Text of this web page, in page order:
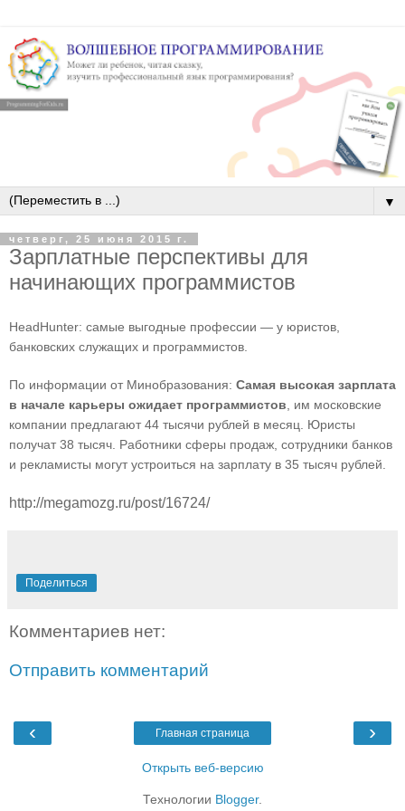
▼
четверг, 25 июня 2015 г.
Зарплатные перспективы для
начинающих программистов
HeadHunter: самые выгодные профессии — у юристов,
банковских служащих и программистов.
По информации от Минобразования: Самая высокая зарплата
в начале карьеры ожидает программистов , им московские
компании предлагают 44 тысячи рублей в месяц. Юристы
получат 38 тысяч. Работники сферы продаж, сотрудники банков
и рекламисты могут устроиться на зарплату в 35 тысяч рублей.
http://megamozg.ru/post/16724/
Поделиться
Комментариев нет:
Отправить комментарий
‹ ›
Главная страница
Открыть веб-версию
Технологии Blogger.